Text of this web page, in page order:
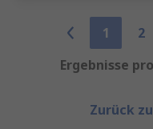
1 2
Ergebnisse
Zurück